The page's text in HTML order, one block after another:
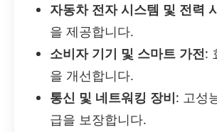
자동차 전자 시스템 및 전력
을 제공합니다.
소비자 기기 및 스마트 가전:
을 개선합니다.
통신 및 네트워킹 장비: 고성
급을 보장합니다.